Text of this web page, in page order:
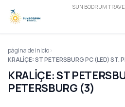
SUN BODRUM
página de inicio
KRALİÇE: ST PETERSBURG PC (LED) ST.
KRALİÇE: ST
PETERSBURG (3)